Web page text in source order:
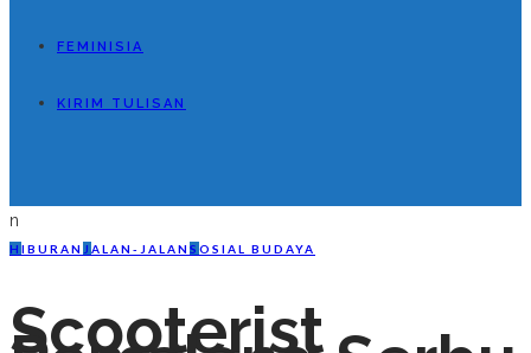
FEMINISIA
KIRIM TULISAN
n
H IBURAN J ALAN-JALAN S OSIAL BUDAYA
Scooterist